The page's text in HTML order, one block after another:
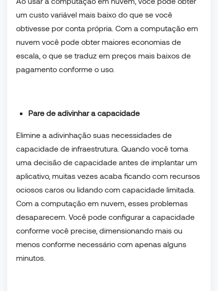
um custo variável mais baixo do que se você
obtivesse por conta própria. Com a computação em
nuvem você pode obter maiores economias de
escala, o que se traduz em preços mais baixos de
pagamento conforme o uso.
Pare de adivinhar a capacidade
Elimine a adivinhação suas necessidades de
capacidade de infraestrutura. Quando você toma
uma decisão de capacidade antes de implantar um
aplicativo, muitas vezes acaba ficando com recursos
ociosos caros ou lidando com capacidade limitada.
Com a computação em nuvem, esses problemas
desaparecem. Você pode configurar a capacidade
conforme você precise, dimensionando mais ou
menos conforme necessário com apenas alguns
minutos.